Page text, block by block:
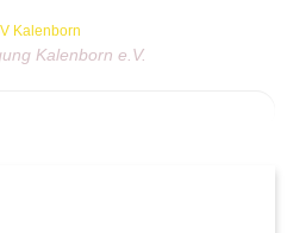
Kalenborn e.V.